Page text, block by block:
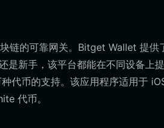
链的可靠网关。Bitget Wallet 提供
是新手，该平台都能在不同设备上
代币的支持。该应用程序适用于
代币。